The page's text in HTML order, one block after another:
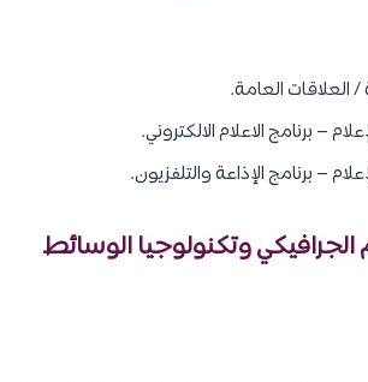
العلاقات العامة.
– برنامج الاعلام الالكتروني.
– برنامج الإذاعة والتلفزيون.
الجرافيكي وتكنولوجيا الوسائط